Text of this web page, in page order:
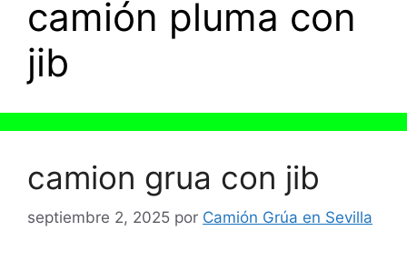
camión pluma con
jib
camion grua con jib
septiembre 2, 2025 por Camión Grúa en Sevilla